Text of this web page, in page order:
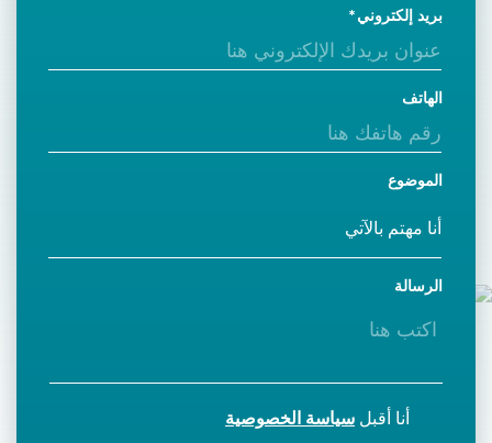
بريد إلكتروني
الهاتف
الموضوع
الرسالة
أنا أقبل سياسة الخصوصية